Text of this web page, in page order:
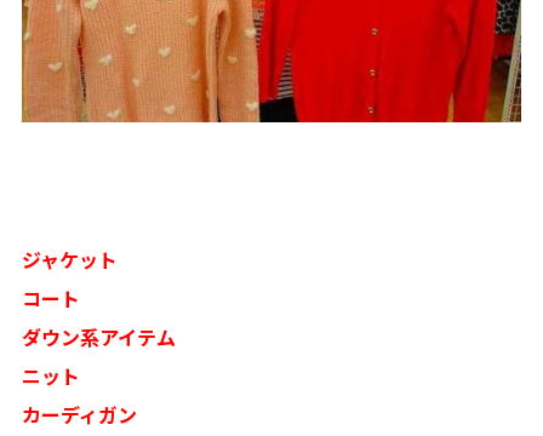
ジャケット
コート
ダウン系アイテム
ニット
カーディガン